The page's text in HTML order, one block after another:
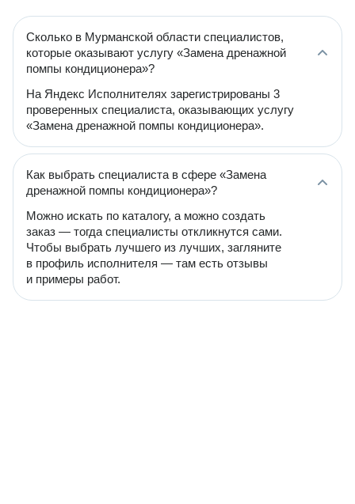
Сколько в Мурманской области специалистов,
которые оказывают услугу «Замена дренажной
помпы кондиционера»?
На Яндекс Исполнителях зарегистрированы 3
проверенных специалиста, оказывающих услугу
«Замена дренажной помпы кондиционера».
Как выбрать специалиста в сфере «Замена
дренажной помпы кондиционера»?
Можно искать по каталогу, а можно создать
заказ — тогда специалисты откликнутся сами.
Чтобы выбрать лучшего из лучших, загляните
в профиль исполнителя — там есть отзывы
и примеры работ.